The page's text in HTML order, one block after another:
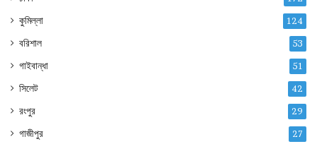
কুমিল্লা 124
বরিশাল 53
গাইবান্ধা 51
সিলেট 42
রংপুর 29
গাজীপুর 27